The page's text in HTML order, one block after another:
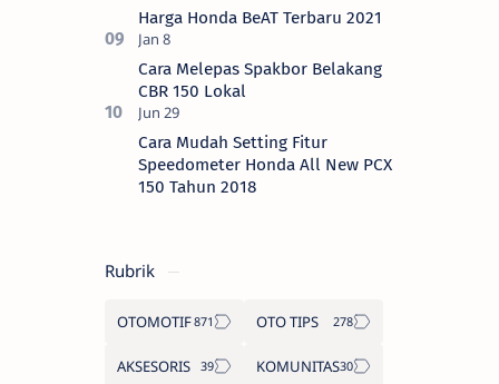
Harga Honda BeAT Terbaru 2021
Cara Melepas Spakbor Belakang
CBR 150 Lokal
Cara Mudah Setting Fitur
Speedometer Honda All New PCX
150 Tahun 2018
Rubrik
OTOMOTIF OTO TIPS
AKSESORIS KOMUNITAS